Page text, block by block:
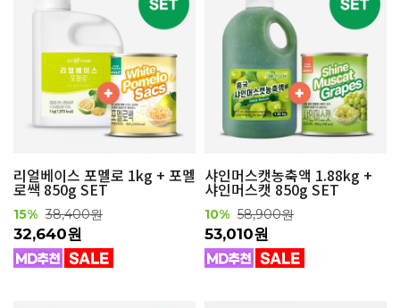
리얼베이스 포멜로 1kg + 포멜
로쌕 850g SET
15% 38,400원
32,640원
샤인머스캣농축액 1.88kg +
샤인머스캣 850g SET
10% 58,900원
53,010원